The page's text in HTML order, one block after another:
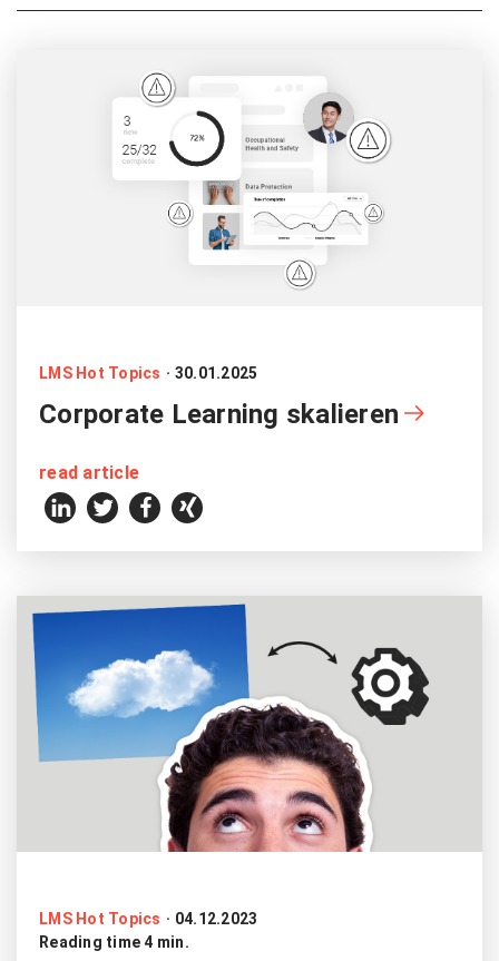
LMS Hot Topics · 30.01.2025
Corporate Learning skalieren
read article
LMS Hot Topics · 04.12.2023
Reading time 4 min.